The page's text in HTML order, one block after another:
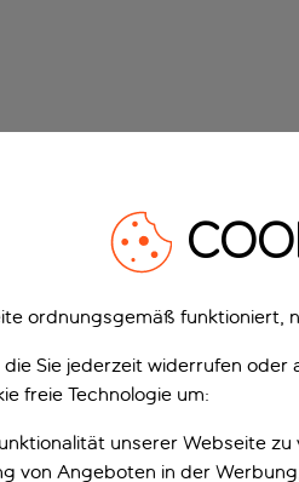
ordnungsgemäß funktioniert,
die Sie jederzeit widerrufen
freie Technologie um:
unserer Webseite zu
von Angeboten in der